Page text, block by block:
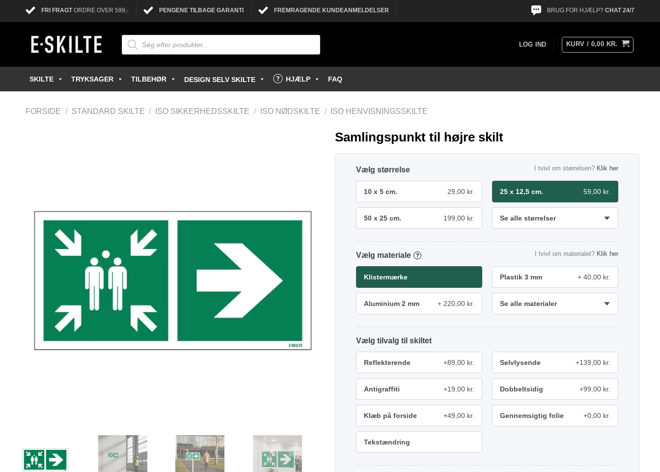
FRI FRAGTORDRE OVER 599,- PENGENE TILBAGE GARANTI FREMRAGENDE KUNDEANMELDELSER BRUG FOR HJÆLP? CHAT 24/7
LOG IND KURV / 0,00 KR.
SKILTE TRYKSAGER TILBEHØR DESIGN SELV SKILTE HJÆLP FAQ
FORSIDE / STANDARD SKILTE / ISO SIKKERHEDSSKILTE / ISO NØDSKILTE / ISO HENVISNINGSSKILTE
Samlingspunkt til højre skilt
størrelse I tvivl om størrelsen? Klik her
10 x 5 cm. 29,00 kr. 25 x 12,5 cm. 59,00 kr.
50 x 25 cm. 199,00 kr. Se alle størrelser
materiale ? I tvivl om materialet? Klik her
Klistermærke Plastik 3 mm 40,00 kr.
Aluminium 2 mm 220,00 kr. Se alle materialer
tilvalg
Reflekterende +89,00 kr. Selvlysende +139,00 kr.
Antigraffiti +19,00 kr. Dobbeltsidig +99,00 kr.
Klæb på forside +49,00 kr. Gennemsigtig folie +0,00 kr.
Tekstændring